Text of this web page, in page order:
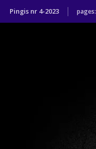
Pingis nr 4-2023 pages: